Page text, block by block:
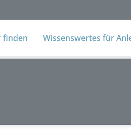
finden Wissenswertes für